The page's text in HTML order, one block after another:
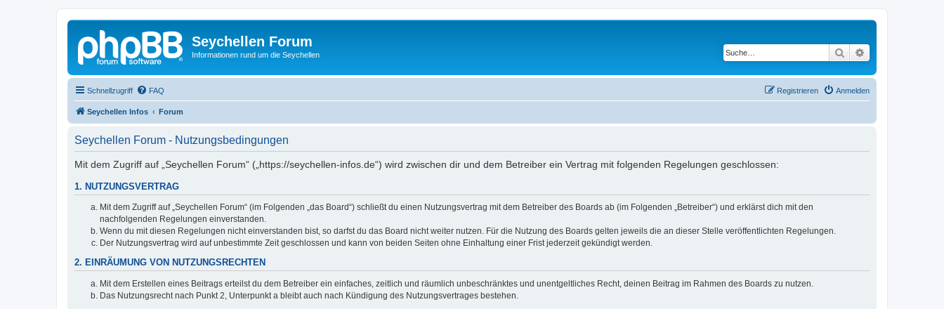
Seychellen Forum
Informationen rund um die Seychellen Suche
Schnellzugriff FAQ Anmelden
Registrieren
Seychellen Infos Forum
Seychellen Forum - Nutzungsbedingungen
Mit dem Zugriff auf „Seychellen Forum“ („https://seychellen-infos.de“) wird zwischen dir und dem Betreiber ein Vertrag mit folgenden Regelungen geschlossen:
1. NUTZUNGSVERTRAG
Mit dem Zugriff auf „Seychellen Forum“ (im Folgenden „das Board“) schließt du einen Nutzungsvertrag mit dem Betreiber des Boards ab (im Folgenden „Betreiber“) und erklärst dich mit den
nachfolgenden Regelungen einverstanden.
Wenn du mit diesen Regelungen nicht einverstanden bist, so darfst du das Board nicht weiter nutzen. Für die Nutzung des Boards gelten jeweils die an dieser Stelle veröffentlichten Regelungen.
Der Nutzungsvertrag wird auf unbestimmte Zeit geschlossen und kann von beiden Seiten ohne Einhaltung einer Frist jederzeit gekündigt werden.
2. EINRÄUMUNG VON NUTZUNGSRECHTEN
Mit dem Erstellen eines Beitrags erteilst du dem Betreiber ein einfaches, zeitlich und räumlich unbeschränktes und unentgeltliches Recht, deinen Beitrag im Rahmen des Boards zu nutzen.
Das Nutzungsrecht nach Punkt 2, Unterpunkt a bleibt auch nach Kündigung des Nutzungsvertrages bestehen.